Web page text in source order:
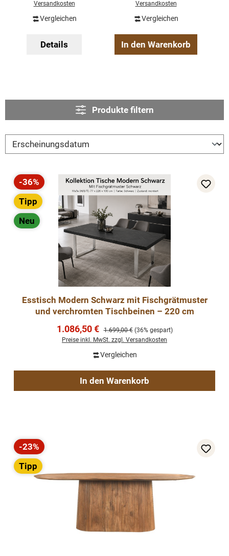
Versandkosten
Vergleichen
Details
Versandkosten
Vergleichen
In den Warenkorb
Produkte filtern
Rabatt
-36%
Tipp
Neu
Esstisch Modern Schwarz mit Fischgrätmuster
und verchromten Tischbeinen – 220 cm
Verkaufspreis:
1.086,50 € Regulärer Preis:
1.699,00 € (36% gespart)
Preise inkl. MwSt. zzgl. Versandkosten
Vergleichen
In den Warenkorb
Rabatt
-23%
Tipp